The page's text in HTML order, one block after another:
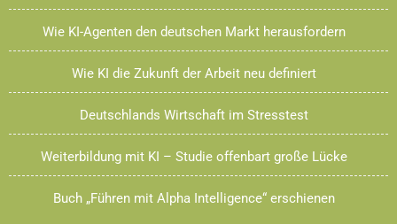
Wie KI-Agenten den deutschen Markt herausfordern
Wie KI die Zukunft der Arbeit neu definiert
Deutschlands Wirtschaft im Stresstest
Weiterbildung mit KI – Studie offenbart große Lücke
Buch „Führen mit Alpha Intelligence“ erschienen